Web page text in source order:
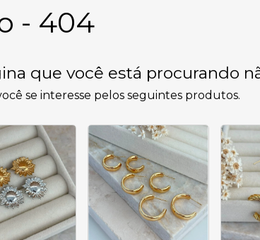
- 404
que você está procurando
se interesse pelos seguintes produtos.